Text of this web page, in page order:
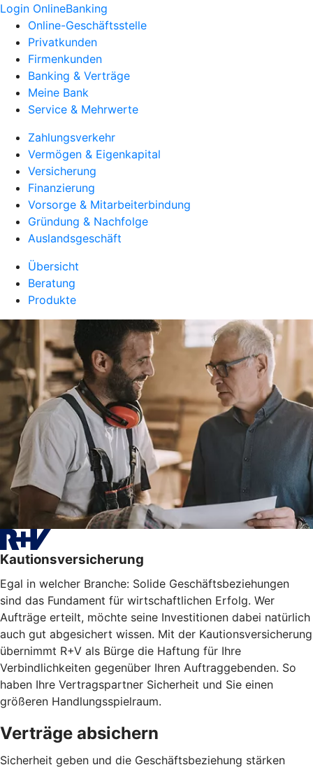
Login OnlineBanking
Online-Geschäftsstelle
Privatkunden
Firmenkunden
Banking & Verträge
Meine Bank
Service & Mehrwerte
Zahlungsverkehr
Vermögen & Eigenkapital
Versicherung
Finanzierung
Vorsorge & Mitarbeiterbindung
Gründung & Nachfolge
Auslandsgeschäft
Übersicht
Beratung
Produkte
Kautionsversicherung
Egal in welcher Branche: Solide Geschäftsbeziehungen
sind das Fundament für wirtschaftlichen Erfolg. Wer
Aufträge erteilt, möchte seine Investitionen dabei natürlich
auch gut abgesichert wissen. Mit der Kautionsversicherung
übernimmt R+V als Bürge die Haftung für Ihre
Verbindlichkeiten gegenüber Ihren Auftraggebenden. So
haben Ihre Vertragspartner Sicherheit und Sie einen
größeren Handlungsspielraum.
Verträge absichern
Sicherheit geben und die Geschäftsbeziehung stärken